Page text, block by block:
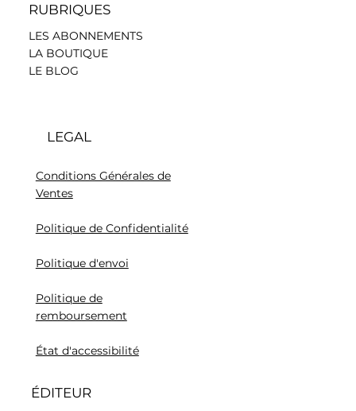
RUBRIQUES
LES ABONNEMENTS
LA BOUTIQUE
LE BLOG
LEGAL
Conditions Générales de
Ventes
Politique de Confidentialité
Politique d'envoi
Politique de
remboursement
État d'accessibilité
ÉDITEUR